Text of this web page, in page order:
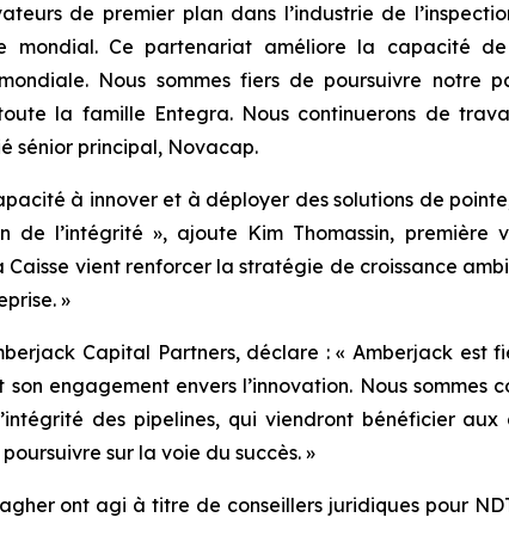
de premier plan dans l’industrie de
mondial. Ce partenariat améliore la capacité
Nous sommes fiers de poursuivre
la famille Entegra. Nous continuerons de
sénior principal, Novacap.
à innover et à déployer des solutions de
de l’intégrité », ajoute Kim Thomassin,
Caisse vient renforcer la stratégie de croissance
»
Capital Partners, déclare : « Amberjack est
engagement envers l’innovation. Nous sommes
des pipelines, qui viendront bénéficier
sur la voie du succès. »
ont agi à titre de conseillers juridiques pour